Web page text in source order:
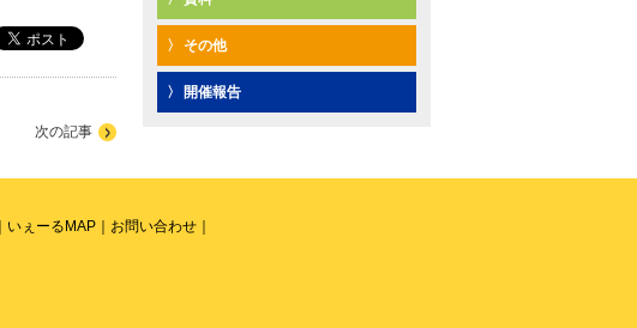
次の記事
その他
開催報告
いぇーるMAP お問い合わせ